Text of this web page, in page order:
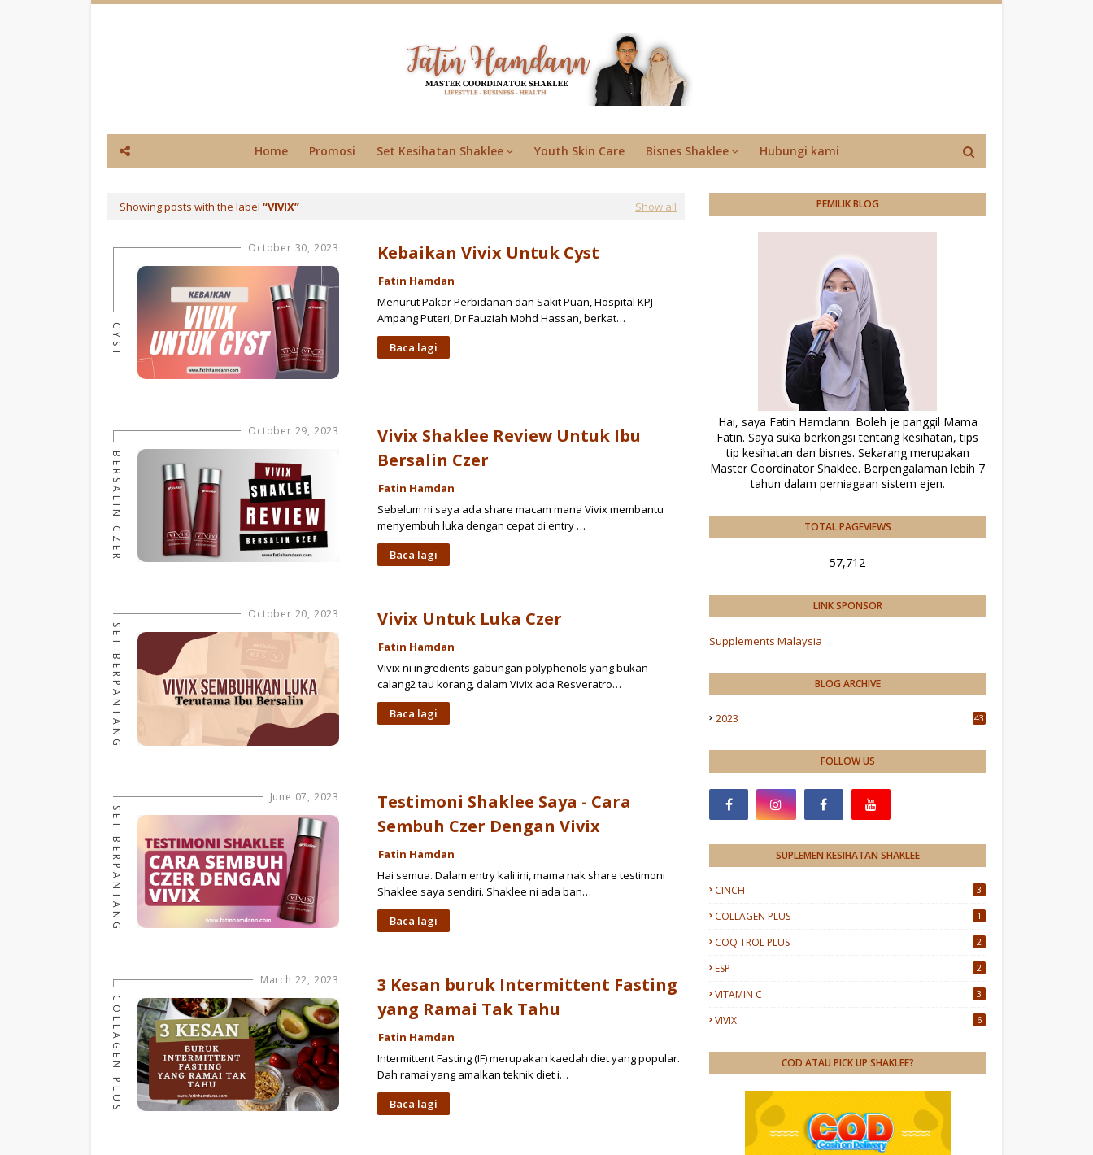
Home Promosi Set Kesihatan Shaklee Youth Skin Care Bisnes Shaklee Hubungi kami
Showing posts with the label VIVIX Show all
October 30, 2023
CYST
Kebaikan Vivix Untuk Cyst
Fatin Hamdan
Menurut Pakar Perbidanan dan Sakit Puan, Hospital KPJ
Ampang Puteri, Dr Fauziah Mohd Hassan, berkat…
Baca lagi
October 29, 2023
BERSALIN CZER
Vivix Shaklee Review Untuk Ibu
Bersalin Czer
Fatin Hamdan
Sebelum ni saya ada share macam mana Vivix membantu
menyembuh luka dengan cepat di entry …
Baca lagi
October 20, 2023
SET BERPANTANG
Vivix Untuk Luka Czer
Fatin Hamdan
Vivix ni ingredients gabungan polyphenols yang bukan
calang2 tau korang, dalam Vivix ada Resveratro…
Baca lagi
June 07, 2023
SET BERPANTANG
Testimoni Shaklee Saya - Cara
Sembuh Czer Dengan Vivix
Fatin Hamdan
Hai semua. Dalam entry kali ini, mama nak share testimoni
Shaklee saya sendiri. Shaklee ni ada ban…
Baca lagi
March 22, 2023
COLLAGEN PLUS
3 Kesan buruk Intermittent Fasting
yang Ramai Tak Tahu
Fatin Hamdan
Intermittent Fasting (IF) merupakan kaedah diet yang popular.
Dah ramai yang amalkan teknik diet i…
Baca lagi
PEMILIK BLOG
Hai, saya Fatin Hamdann. Boleh je panggil Mama
Fatin. Saya suka berkongsi tentang kesihatan, tips
tip kesihatan dan bisnes. Sekarang merupakan
Master Coordinator Shaklee. Berpengalaman lebih 7
tahun dalam perniagaan sistem ejen.
TOTAL PAGEVIEWS
57,712
LINK SPONSOR
Supplements Malaysia
BLOG ARCHIVE
2023 43
FOLLOW US
SUPLEMEN KESIHATAN SHAKLEE
CINCH 3
COLLAGEN PLUS 1
COQ TROL PLUS 2
ESP 2
VITAMIN C 3
VIVIX 6
COD ATAU PICK UP SHAKLEE?